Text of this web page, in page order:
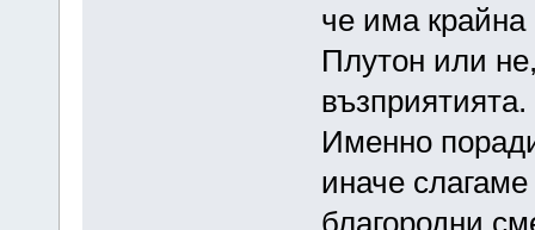
че има крайна
Плутон или
възприятията.
Именно
иначе